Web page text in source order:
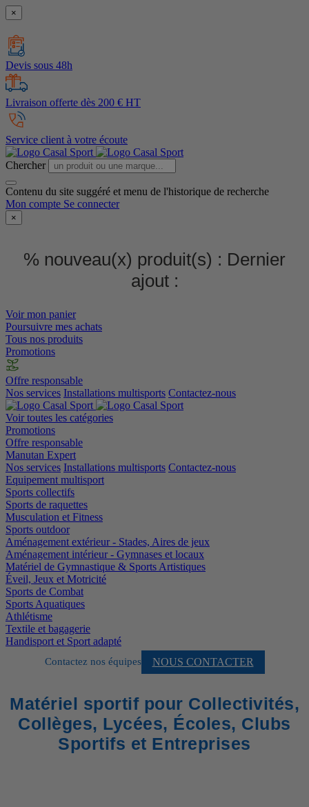
×
Devis sous 48h
Livraison offerte dès 200 € HT
Service client à votre écoute
Chercher
Contenu du site suggéré et menu de l'historique de recherche
Mon compte Se connecter
×
% nouveau(x) produit(s) : Dernier
ajout :
Voir mon panier
Poursuivre mes achats
Tous nos produits
Promotions
Offre responsable
Nos services Installations multisports Contactez-nous
Voir toutes les catégories
Promotions
Offre responsable
Manutan Expert
Nos services Installations multisports Contactez-nous
Equipement multisport
Sports collectifs
Sports de raquettes
Musculation et Fitness
Sports outdoor
Aménagement extérieur - Stades, Aires de jeux
Aménagement intérieur - Gymnases et locaux
Matériel de Gymnastique & Sports Artistiques
Éveil, Jeux et Motricité
Sports de Combat
Sports Aquatiques
Athlétisme
Textile et bagagerie
Handisport et Sport adapté
Contactez nos équipes NOUS CONTACTER
Matériel sportif pour Collectivités,
Collèges, Lycées, Écoles, Clubs
Sportifs et Entreprises